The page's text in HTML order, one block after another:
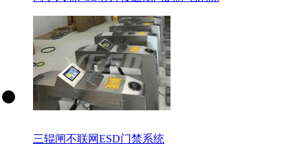
三辊闸不联网ESD门禁系统